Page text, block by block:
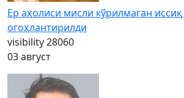
Ер аҳолиси мисли кўрилмаган
огоҳлантирилди
visibility28060
03 август